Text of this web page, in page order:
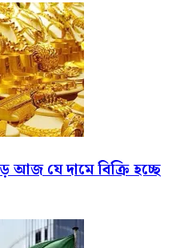
আজ যে দামে বিক্রি হচ্ছে